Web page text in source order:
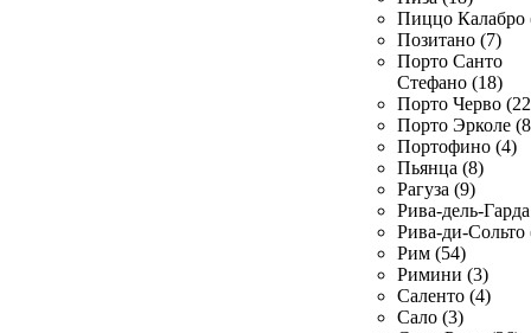
Пиццо Калабро
Позитано (7)
Порто Санто
Стефано (18)
Порто Черво
Порто Эрколе
Портофино (4)
Пьянца (8)
Рагуза (9)
Рива-дель-
Рива-ди-Сольто
Рим (54)
Римини (3)
Саленто (4)
Сало (3)